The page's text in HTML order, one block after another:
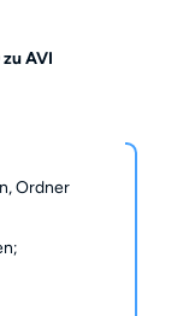
AVI
Ordner